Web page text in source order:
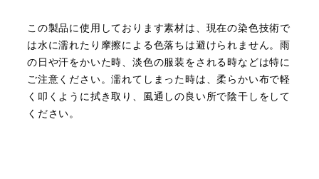
この製品に使用しております素材は、現在の染色技術で
は水に濡れたり摩擦による色落ちは避けられません。雨
の日や汗をかいた時、淡色の服装をされる時などは特に
ご注意ください。濡れてしまった時は、柔らかい布で軽
く叩くように拭き取り、風通しの良い所で陰干しをして
ください。